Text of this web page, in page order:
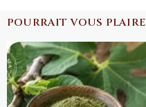
POURRAIT VOUS PLAIRE